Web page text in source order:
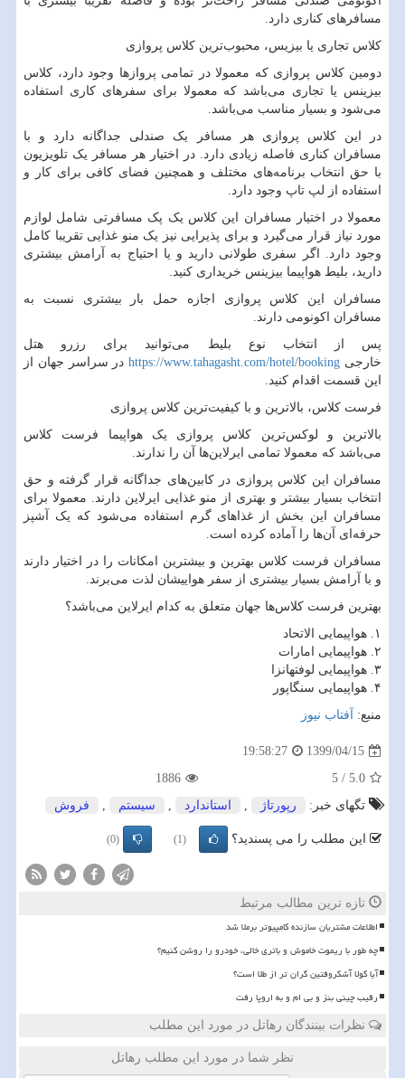
مسافر‌های کناری دارد.
کلاس تجاری یا بیزیس، محبوب‌ترین کلاس پروازی
دومین کلاس پروازی که معمولا در تمامی پرواز‌ها وجود دارد، کلاس
بیزینس یا تجاری می‌باشد که معمولا برای سفر‌های کاری استفاده
می‌شود و بسیار مناسب می‌باشد.
در این کلاس پروازی هر مسافر یک صندلی جداگانه دارد و با
مسافران کناری فاصله زیادی دارد. در اختیار هر مسافر یک تلویزیون
با حق انتخاب برنامه‌های مختلف و همچنین فضای کافی برای کار و
استفاده از لپ تاپ وجود دارد.
معمولا در اختیار مسافران این کلاس یک پک مسافرتی شامل لوازم
مورد نیاز قرار می‌گیرد و برای پذیرایی نیز یک منو غذایی تقریبا کامل
وجود دارد. اگر سفری طولانی دارید و یا احتیاج به آرامش بیشتری
دارید، بلیط هواپیما بیزینس خریداری کنید.
مسافران این کلاس پروازی اجازه حمل بار بیشتری نسبت به
مسافران اکونومی دارند.
پس از انتخاب نوع بلیط می‌توانید برای رزرو هتل
خارجی https://www.tahagasht.com/hotel/bookingدر سراسر جهان از
این قسمت اقدام کنید.
فرست کلاس، بالاترین و با کیفیت‌ترین کلاس پروازی
بالاترین و لوکس‌ترین کلاس پروازی یک هواپیما فرست کلاس
می‌باشد که معمولا تمامی ایرلاین‌ها آن را ندارند.
مسافران این کلاس پروازی در کابین‌های جداگانه قرار گرفته و حق
انتخاب بسیار بیشتر و بهتری از منو غذایی ایرلاین دارند. معمولا برای
مسافران این بخش از غذا‌های گرم استفاده می‌شود که یک آشپز
حرفه‌ای آن‌ها را آماده کرده است.
مسافران فرست کلاس بهترین و بیشترین امکانات را در اختیار دارند
و با آرامش بسیار بیشتری از سفر هواییشان لذت می‌برند.
بهترین فرست کلاس‌ها جهان متعلق به کدام ایرلاین می‌باشد؟
۱. هواپیمایی الاتحاد
۲. هواپیمایی امارات
۳. هواپیمایی لوفتهانزا
۴. هواپیمایی سنگاپور
منبع: آفتاب نیوز
1399/04/15
19:58:27
5.0
/
5
1886
تگهای خبر:
رپورتاژ , استاندارد , سیستم , فروش
این مطلب را می پسندید؟ (1)
(0)
تازه ترین مطالب مرتبط
اطلاعات مشتریان سازنده کامپیوتر برملا شد
چه طور با ریموت خاموش و باتری خالی، خودرو را روشن کنیم؟
آیا کولا آشکروفتین گران تر از طلا است؟
رقیب چینی بنز و بی ام و به اروپا رفت
نظرات بینندگان رهاتل در مورد این مطلب
نظر شما در مورد این مطلب رهاتل